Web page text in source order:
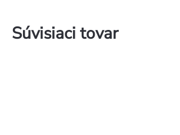
Súvisiaci tovar